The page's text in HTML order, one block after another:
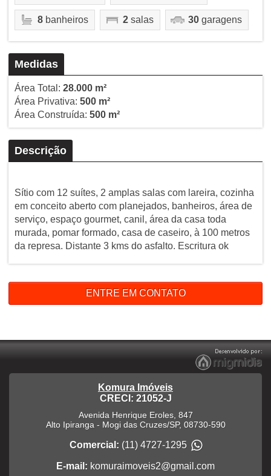
8banheiros 2salas 30garagens
Medidas
Área Total: 28.000 m²
Área Privativa: 500 m²
Área Construída: 500 m²
Descrição
Sítio com 12 suítes, 2 amplas salas com lareira, cozinha
em conceito aberto com planejados, banheiros, área de
serviço, espaço gourmet, canil, área da casa toda
murada, pomar formado, casa de caseiro, à 100 metros
da represa. Distante 3 kms do asfalto. Escritura ok
ENTRE EM CONTATO
Komura Imóveis
CRECI: 21052-J
Avenida Henrique Eroles, 847
Alto Ipiranga - Mogi das Cruzes/SP, 08730-590
Comercial: (11) 4727-1295
E-mail: komuraimoveis2@gmail.com